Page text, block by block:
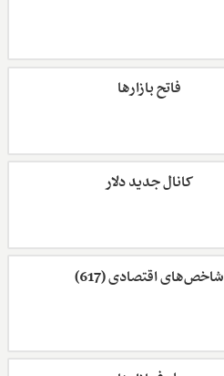
فاتح بازارها
کانال جدید دلار
شاخص‌های اقتصادی (617)